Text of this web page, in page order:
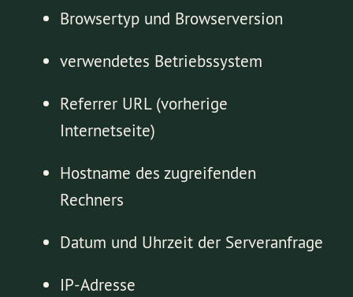
Browsertyp und Browserversion
verwendetes Betriebssystem
Referrer URL (vorherige
Internetseite)
Hostname des zugreifenden
Rechners
Datum und Uhrzeit der Serveranfrage
IP-Adresse